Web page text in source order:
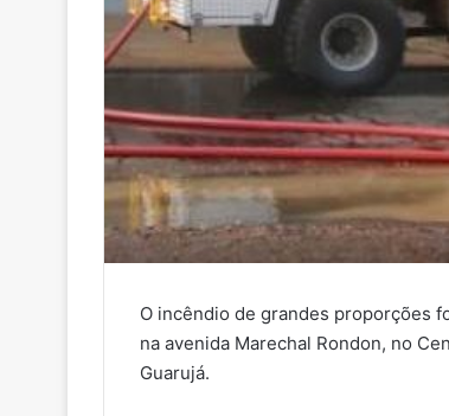
O incêndio de grandes proporções
na avenida Marechal Rondon, no
Guarujá.